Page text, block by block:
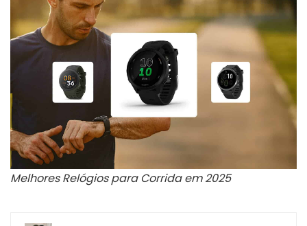
Melhores Relógios para Corrida em 2025